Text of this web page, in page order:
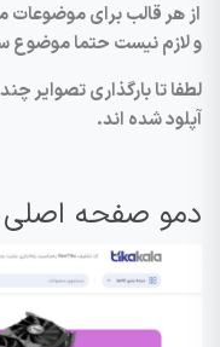
از هر قالب برای موضوعات
و لازم نیست حتما موضوع
لطفا تا بارگذاری تصوایر
آپلود شده اند.
دمو صفحه